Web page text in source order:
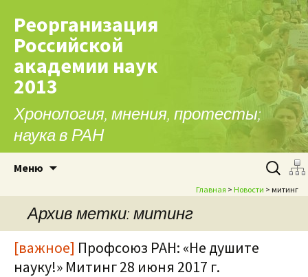
Реорганизация
Российской
академии наук
2013
Хронология, мнения, протесты;
наука в РАН
Меню Найти:
Главная > Новости > митинг
Архив метки: митинг
[важное] Профсоюз РАН: «Не душите
науку!» Митинг 28 июня 2017 г.